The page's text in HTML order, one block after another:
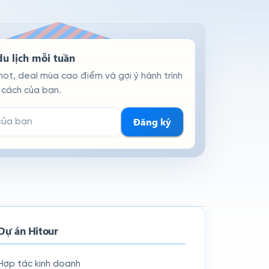
lịch mỗi tuần
deal mùa cao điểm và gợi ý hành trình
của bạn.
tin
Đăng ký
án Hitour
tác kinh doanh